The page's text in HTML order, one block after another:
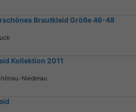
Brautkleid Größe 46-48
Kollektion 2011
Niederau